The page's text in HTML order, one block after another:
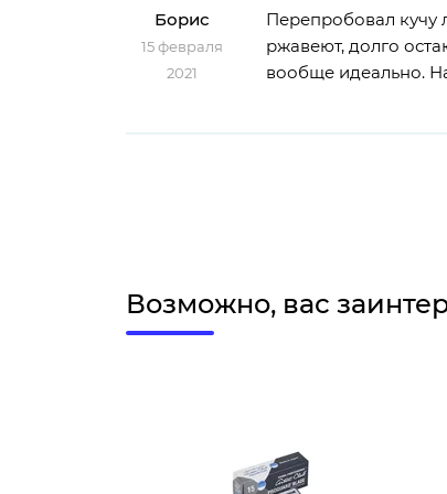
Борис
15 февраля
2021
Перепробовал кучу
ржавеют, долго
вообще идеально.
Возможно, вас